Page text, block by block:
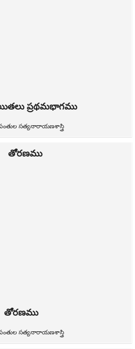
ప్రథమభాగము
సత్యనారాయణశాస్త్రి
తోరణము
సత్యనారాయణశాస్త్రి